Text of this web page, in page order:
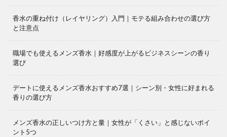
香水の重ね付け（レイヤリング）入門｜モテる組み合わせの選び方
と注意点
職場でも使えるメンズ香水｜好感度が上がるビジネスシーンの香り
選び
デートに使えるメンズ香水おすすめ7選｜シーン別・女性に好まれる
香りの選び方
メンズ香水の正しいつけ方と量｜女性が「くさい」と感じないポイ
ント5つ